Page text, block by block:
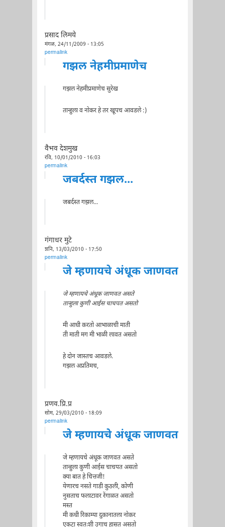
प्रसाद लिमये
मंगळ, 24/11/2009 - 13:05
permalink
गझल नेहमीप्रमाणेच
गझल नेहमीप्रमाणेच सुरेख
तान्हुला व नोकर हे तर खूपच आवडले :)
वैभव देशमुख
रवि, 10/01/2010 - 16:03
permalink
जबर्दस्त गझल...
जबर्दस्त गझल...
गंगाधर मुटे
शनि, 13/03/2010 - 17:50
permalink
जे म्हणायचे अंधूक जाणवत
जे म्हणायचे अंधूक जाणवत असते
तान्हुला कुणी आईस चाचपत असतो
मी आधी करतो आभाळाची माती
ती माती मग मी भाळी लावत असतो
हे दोन जास्तच आवडले.
गझल अप्रतिमच,
प्रणव.प्रि.प्र
सोम, 29/03/2010 - 18:09
permalink
जे म्हणायचे अंधूक जाणवत
जे म्हणायचे अंधूक जाणवत असते
तान्हुला कुणी आईस चाचपत असतो
क्या बात हे चित्तजी!
येणारच नसते गाडी कुठली, कोणी
नुसताच फलाटावर रेंगाळत असतो
मस्त
मी कधी रिकाम्या दुकानातला नोकर
एकटा स्वतःशी उगाच हासत असतो